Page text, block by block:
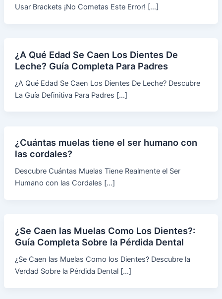
Usar Brackets ¡No Cometas Este Error! […]
¿A Qué Edad Se Caen Los Dientes De
Leche? Guía Completa Para Padres
¿A Qué Edad Se Caen Los Dientes De Leche? Descubre
La Guía Definitiva Para Padres […]
¿Cuántas muelas tiene el ser humano con
las cordales?
Descubre Cuántas Muelas Tiene Realmente el Ser
Humano con las Cordales […]
¿Se Caen las Muelas Como Los Dientes?:
Guía Completa Sobre la Pérdida Dental
¿Se Caen las Muelas Como los Dientes? Descubre la
Verdad Sobre la Pérdida Dental […]